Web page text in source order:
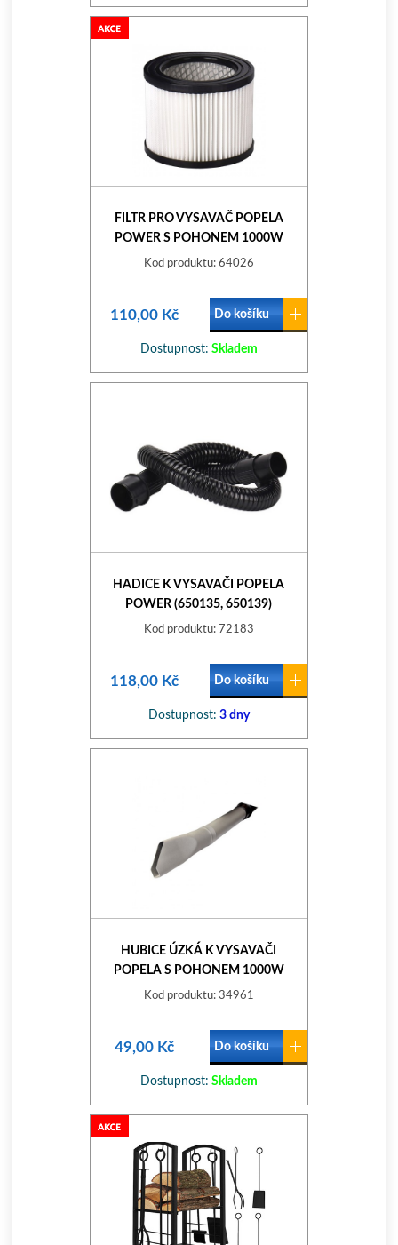
FILTR PRO VYSAVAČ POPELA
POWER S POHONEM 1000W
(650135)
Kod produktu: 64026
110,00 Kč Do košíku
Dostupnost: Skladem
HADICE K VYSAVAČI POPELA
POWER (650135, 650139)
Kod produktu: 72183
118,00 Kč Do košíku
Dostupnost: 3 dny
HUBICE ÚZKÁ K VYSAVAČI
POPELA S POHONEM 1000W
(650121)
Kod produktu: 34961
49,00 Kč Do košíku
Dostupnost: Skladem